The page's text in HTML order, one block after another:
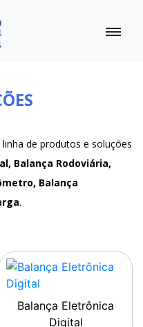
de produtos e soluções
Balança Rodoviária,
Balança
.
Balança Eletrônica
Digital